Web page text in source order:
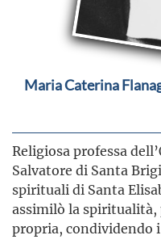
Maria Caterina
Religiosa professa
Salvatore di Santa
spirituali di Santa
assimilò la spiritualità,
propria, condividendo